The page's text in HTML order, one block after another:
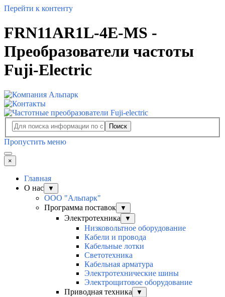
Перейти к контенту
FRN11AR1L-4E-MS -
Преобразователи частоты
Fuji-Electric
Поиск
Пропустить меню
×
Главная
О нас
▼
ООО "Альпарк"
Программа поставок
▼
Электротехника ▼
Низковольтное оборудование
Кабели и провода
Кабельные лотки
Светотехника
Кабельная арматура
Электротехнические шины
Электрощитовое оборудование
Приводная техника
▼